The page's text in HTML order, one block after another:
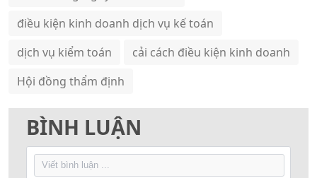
điều kiện kinh doanh dịch vụ kế toán
dịch vụ kiểm toán
cải cách điều kiện kinh doanh
Hội đồng thẩm định
BÌNH LUẬN